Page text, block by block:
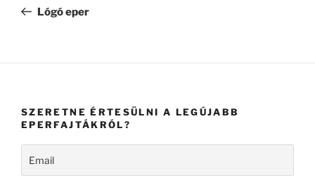
bejegyzés
Lógó eper
SZERETNE ÉRTESÜLNI A LEGÚJABB
EPERFAJTÁKRÓL?